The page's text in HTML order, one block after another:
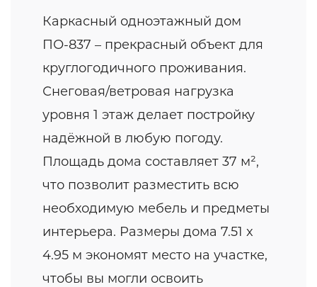
Каркасный одноэтажный дом
ПО-837 – прекрасный объект для
круглогодичного проживания.
Снеговая/ветровая нагрузка
уровня 1 этаж делает постройку
надёжной в любую погоду.
Площадь дома составляет 37 м²,
что позволит разместить всю
необходимую мебель и предметы
интерьера. Размеры дома 7.51 x
4.95 м экономят место на участке,
чтобы вы могли освоить